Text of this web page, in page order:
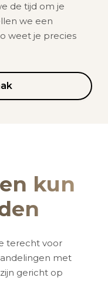
de tijd om je
we een
weet je precies
kun
terecht voor
met
gericht op